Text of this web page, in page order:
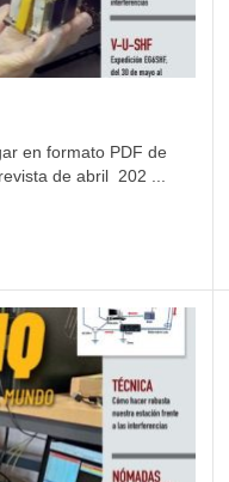
en formato PDF de
de abril 202 ...